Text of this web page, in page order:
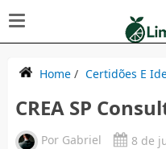
Home/ Certidões E
CREA SP
Por Gabriel 8 de